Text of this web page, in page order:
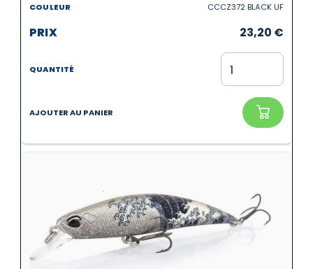
CCCZ372 BLACK UF
23,20 €